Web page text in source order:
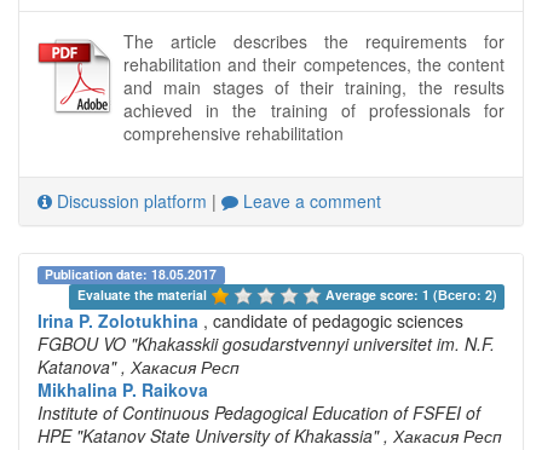
The article describes the requirements for
rehabilitation and their competences, the content
and main stages of their training, the results
achieved in the training of professionals for
comprehensive rehabilitation
Discussion platform | Leave a comment
Publication date: 18.05.2017
Evaluate the material
Average score: 1 (Всего: 2)
Irina P. Zolotukhina , candidate of pedagogic sciences
FGBOU VO "Khakasskii gosudarstvennyi universitet im. N.F.
Katanova" , Хакасия Респ
Mikhalina P. Raikova
Institute of Continuous Pedagogical Education of FSFEI of
HPE "Katanov State University of Khakassia" , Хакасия Респ